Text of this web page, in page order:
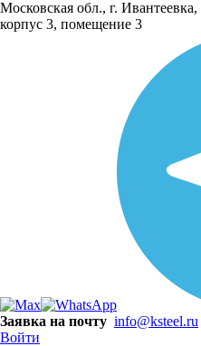
Московская обл., г.
корпус 3, помещение 3
Заявка на почту info@ksteel.ru
Войти